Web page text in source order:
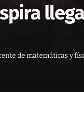
de matemáticas y